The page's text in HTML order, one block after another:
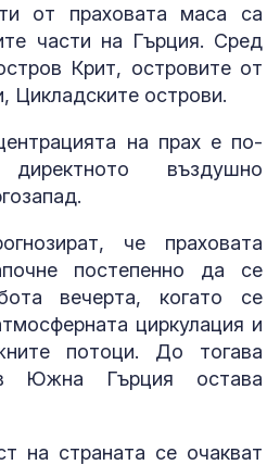
от праховата маса са
части на Гърция. Сред
Крит, островите от
Цикладските острови.
на прах е по-
въздушно
че праховата
постепенно да се
вечерта, когато се
циркулация и
потоци. До тогава
Южна Гърция остава
на страната се очакват